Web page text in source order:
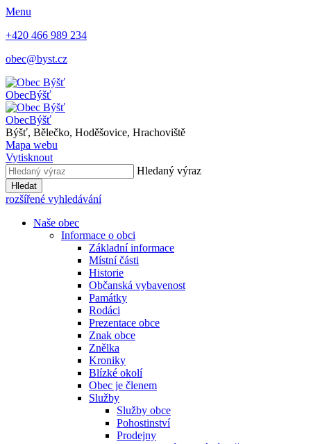
Menu
+420 466 989 234
obec@byst.cz
ObecBýšť
ObecBýšť
Býšť, Bělečko, Hoděšovice, Hrachoviště
Mapa webu
Vytisknout
Hledaný výraz
Hledat
rozšířené vyhledávání
Naše obec
Informace o obci
Základní informace
Místní části
Historie
Občanská vybavenost
Památky
Rodáci
Prezentace obce
Znak obce
Znělka
Kroniky
Blízké okolí
Obec je členem
Služby
Služby obce
Pohostinství
Prodejny